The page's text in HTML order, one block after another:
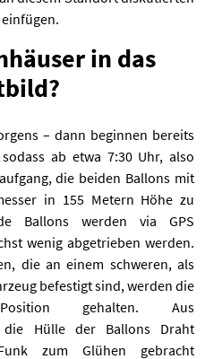
in das
– dann beginnen bereits
ab etwa 7:30 Uhr, also
die beiden Ballons mit
in 155 Metern Höhe zu
Ballons werden via GPS
wenig abgetrieben werden.
die an einem schweren, als
befestigt sind, werden die
gehalten. Aus
Hülle der Ballons Draht
zum Glühen gebracht